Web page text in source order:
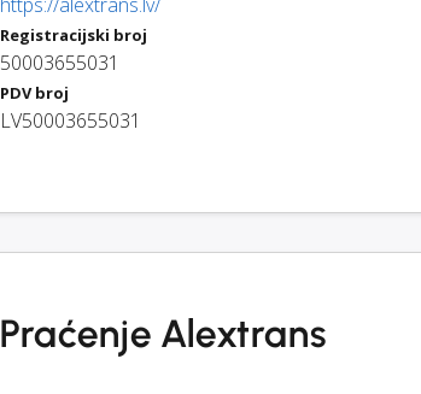
Registracijski broj
50003655031
PDV broj
LV50003655031
Praćenje Alextrans